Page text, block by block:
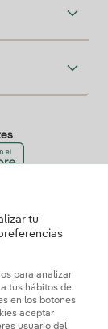
tu
para analizar
tus hábitos de
en los botones
aceptar
usuario del